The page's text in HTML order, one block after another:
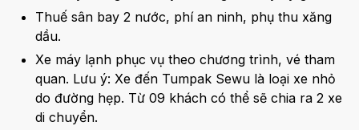
Thuế sân bay 2 nước, phí an ninh, phụ thu xăng
dầu.
Xe máy lạnh phục vụ theo chương trình, vé tham
quan. Lưu ý: Xe đến Tumpak Sewu là loại xe nhỏ
do đường hẹp. Từ 09 khách có thể sẽ chia ra 2 xe
di chuyển.